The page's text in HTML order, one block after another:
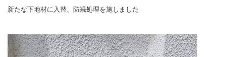
新たな下地材に入替、防蟻処理を施しました